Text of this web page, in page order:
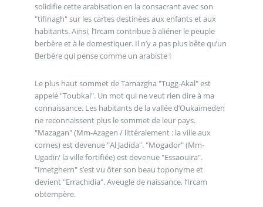
solidifie cette arabisation en la consacrant avec son
"tifinagh" sur les cartes destinées aux enfants et aux
habitants. Ainsi, l’Ircam contribue à aliéner le peuple
berbère et à le domestiquer. Il n’y a pas plus bête qu’un
Berbère qui pense comme un arabiste !
Le plus haut sommet de Tamazgha "Tugg-Akal" est
appelé "Toubkal". Un mot qui ne veut rien dire à ma
connaissance. Les habitants de la vallée d’Oukaïmeden
ne reconnaissent plus le sommet de leur pays.
"Mazagan" (Mm-Azagen / littéralement : la ville aux
cornes) est devenue "Al Jadida". "Mogador" (Mm-
Ugadir/ la ville fortifiée) est devenue "Essaouira".
"Imetghern" s’est vu ôter son beau toponyme et
devient "Errachidia". Aveugle de naissance, l’Ircam
obtempère.